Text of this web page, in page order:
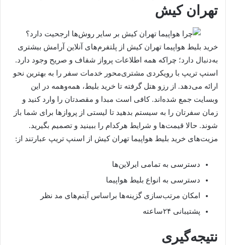
تهران کیش
خرید بلیط هواپیما تهران کیش از پلتفرم‌های آنلاین آرامش بیشتری
به‌دنبال دارد؛ چراکه همه اطلاعات پرواز شفاف و صریح وجود دارد.
اسنپ تریپ با رویکردی مشتری‌محور خدمات سفر را به بهترین نحو
ارائه می‌دهد. از رزو هتل گرفته تا خرید بلیط، همه‌وهمه در این
وبسایت جمع شده‌اند. کافی است مبدا و مقصدتان را وارد کنید و
زمان سفرتان را به سیستم بدهید تا لیستی از پروازها برای شما باز
شوند. حالا قیمت‌ها و شرایط هرکدام را ببینید و تصمیم بگیرید.
مزیت‌های خرید بلیط هواپیما تهران کیش از اسنپ تریپ عبارتند از:
دسترسی به تمامی ایرلاین‌ها
دسترسی به انواع بلیط هواپیما
امکان مرتب‌سازی گزینه‌ها براساس آیتم‌های مد نظر
پشتیبانی ۲۴ساعته
نتیجه‌گیری